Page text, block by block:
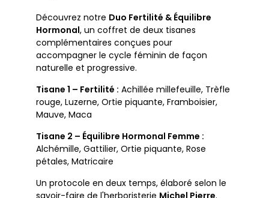
Découvrez notre Duo Fertilité & Équilibre
Hormonal, un coffret de deux tisanes
complémentaires conçues pour
accompagner le cycle féminin de façon
naturelle et progressive.
Tisane 1 – Fertilité : Achillée millefeuille, Trèfle
rouge, Luzerne, Ortie piquante, Framboisier,
Mauve, Maca
Tisane 2 – Équilibre Hormonal Femme :
Alchémille, Gattilier, Ortie piquante, Rose
pétales, Matricaire
Un protocole en deux temps, élaboré selon le